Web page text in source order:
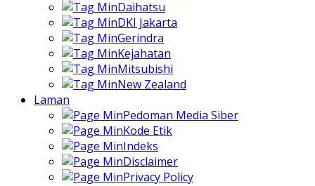
Daihatsu
DKI Jakarta
Gerindra
Kejahatan
Mitsubishi
New Zealand
Laman
Pedoman Media Siber
Kode Etik
Indeks
Disclaimer
Privacy Policy